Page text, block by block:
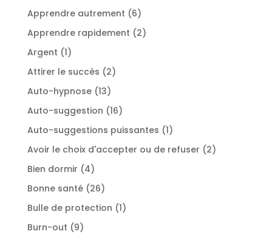
Apprendre autrement 66
produits
Apprendre rapidement 22
Argent 11
produit
Attirer le succès 22
Auto-hypnose 1313
produits
Auto-suggestion 1616
produits
Auto-suggestions puissantes 11
produit
Avoir le choix d'accepter ou de refuser 22
Bien dormir 44
produits
Bonne santé 2626
produits
Bulle de protection 11
Burn-out 99